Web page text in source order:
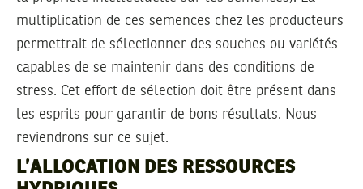
multiplication de ces semences chez les producteurs
permettrait de sélectionner des souches ou variétés
capables de se maintenir dans des conditions de
stress. Cet effort de sélection doit être présent dans
les esprits pour garantir de bons résultats. Nous
reviendrons sur ce sujet.
L’ALLOCATION DES RESSOURCES